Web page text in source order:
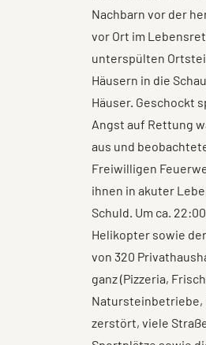
Nachbarn vor der
vor Ort im
unterspülten
Häusern in die
Häuser. Geschockt
Angst auf Rettung
aus und
Freiwilligen
ihnen in akuter
Schuld. Um ca.
Helikopter sowie
von 320
ganz (Pizzeria,
Natursteinbetriebe,
zerstört, viele